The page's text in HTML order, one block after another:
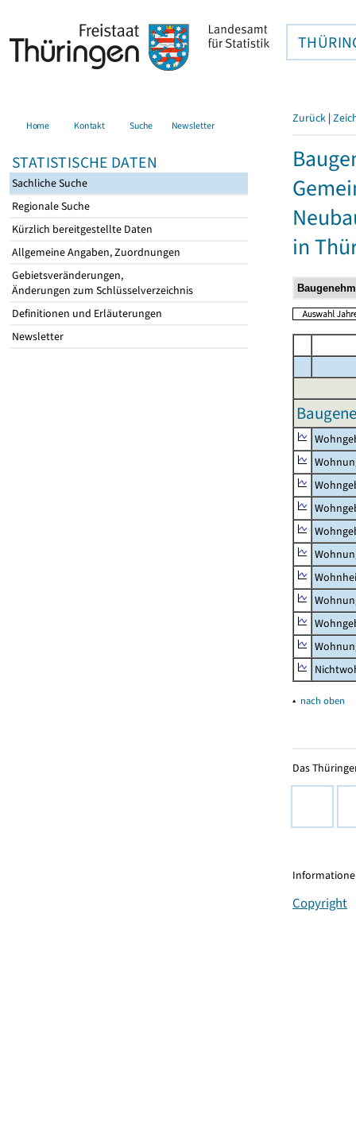
Home Kontakt Suche Newsletter
STATISTISCHE DATEN
Sachliche Suche
Regionale Suche
Kürzlich bereitgestellte Daten
Allgemeine Angaben, Zuordnungen
Gebietsveränderungen,
Änderungen zum Schlüsselverzeichnis
Definitionen und Erläuterungen
Newsletter
Zurück |
in
▴ nach oben
Das
Copyright